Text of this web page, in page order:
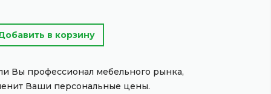
Вы профессионал мебельного рынка,
Ваши персональные цены.